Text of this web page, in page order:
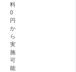
料
0
円
か
ら
実
施
可
能